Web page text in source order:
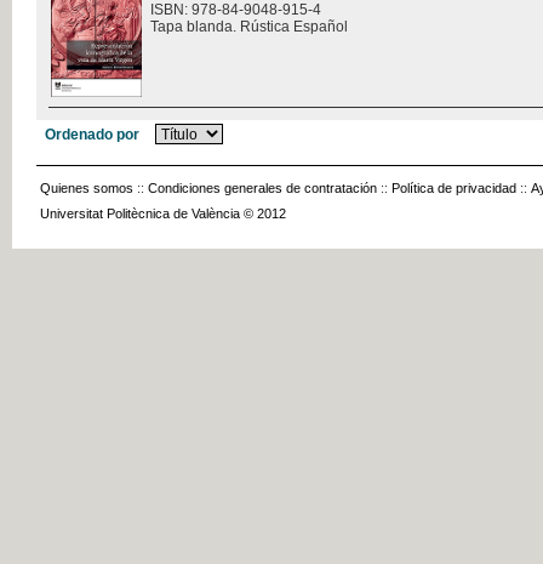
ISBN: 978-84-9048-915-4
Tapa blanda. Rústica Español
Ordenado por
Quienes somos :: Condiciones generales de contratación :: Política de privacidad ::
Universitat Politècnica de València © 2012